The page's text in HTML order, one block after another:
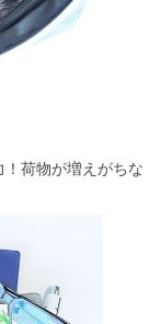
荷物が増えがちな